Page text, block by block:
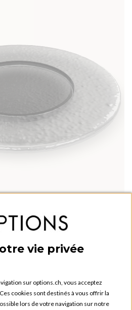
vie privée
sur options.ch, vous acceptez
cookies sont destinés à vous offrir la
lors de votre navigation sur notre